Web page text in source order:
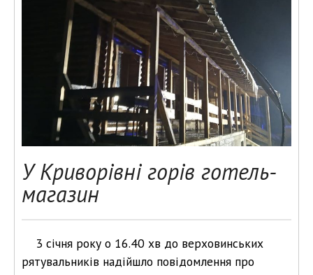
У Криворівні горів готель-
магазин
3 січня року о 16.40 хв до верховинських
рятувальників надійшло повідомлення про